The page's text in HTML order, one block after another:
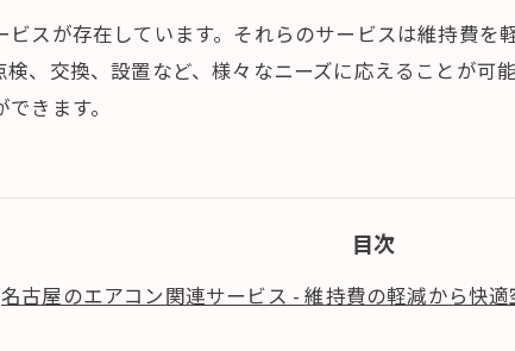
スが存在しています。それらのサービスは維持費
、交換、設置など、様々なニーズに応えることが可
きます。
目次
名古屋のエアコン関連サービス - 維持費の軽減から快